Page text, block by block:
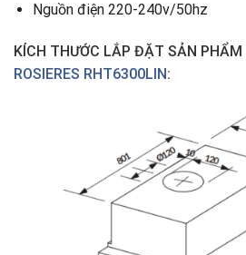
Nguồn điện 220-240v/50hz
KÍCH THƯỚC LẮP ĐẶT SẢN PHẨM
ROSIERES RHT6300LIN: